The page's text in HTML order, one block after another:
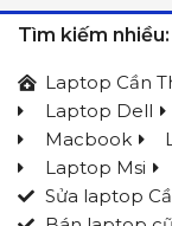
Tìm kiếm nhiều:
Laptop Cần
Laptop Dell
Macbook
Laptop Msi
Sửa laptop